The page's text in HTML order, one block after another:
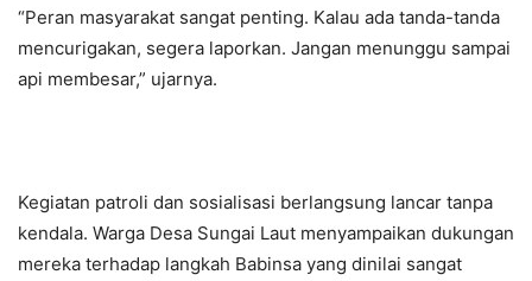
“Peran masyarakat sangat penting. Kalau ada tanda-tanda
mencurigakan, segera laporkan. Jangan menunggu sampai
api membesar,” ujarnya.
Kegiatan patroli dan sosialisasi berlangsung lancar tanpa
kendala. Warga Desa Sungai Laut menyampaikan dukungan
mereka terhadap langkah Babinsa yang dinilai sangat